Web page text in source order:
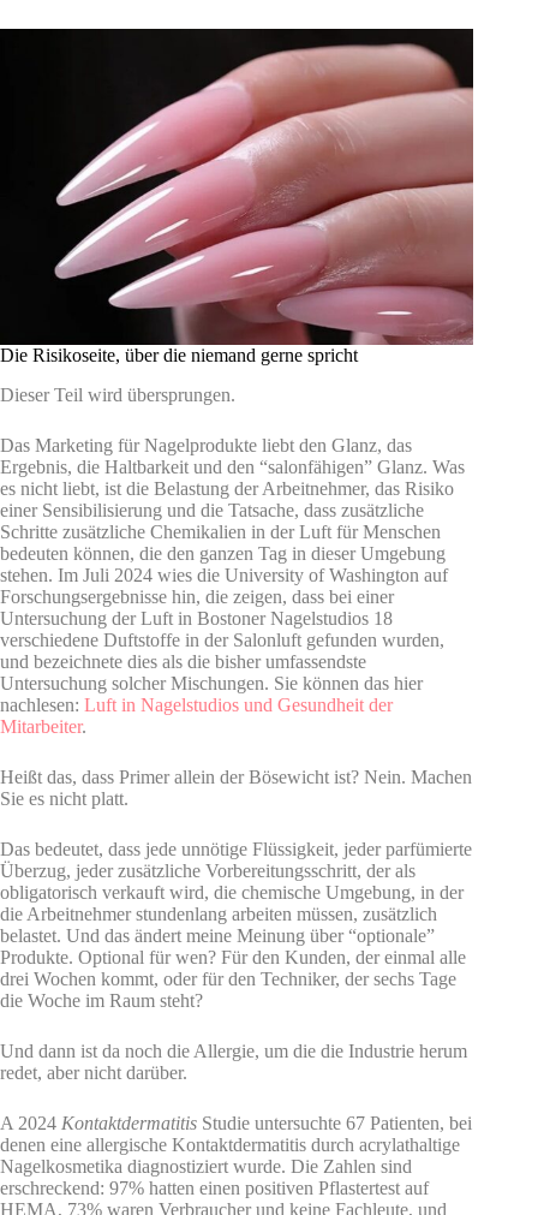
Die Risikoseite, über die niemand gerne spricht
Dieser Teil wird übersprungen.
Das Marketing für Nagelprodukte liebt den Glanz, das
Ergebnis, die Haltbarkeit und den “salonfähigen” Glanz. Was
es nicht liebt, ist die Belastung der Arbeitnehmer, das Risiko
einer Sensibilisierung und die Tatsache, dass zusätzliche
Schritte zusätzliche Chemikalien in der Luft für Menschen
bedeuten können, die den ganzen Tag in dieser Umgebung
stehen. Im Juli 2024 wies die University of Washington auf
Forschungsergebnisse hin, die zeigen, dass bei einer
Untersuchung der Luft in Bostoner Nagelstudios 18
verschiedene Duftstoffe in der Salonluft gefunden wurden,
und bezeichnete dies als die bisher umfassendste
Untersuchung solcher Mischungen. Sie können das hier
nachlesen: Luft in Nagelstudios und Gesundheit der
Mitarbeiter.
Heißt das, dass Primer allein der Bösewicht ist? Nein. Machen
Sie es nicht platt.
Das bedeutet, dass jede unnötige Flüssigkeit, jeder parfümierte
Überzug, jeder zusätzliche Vorbereitungsschritt, der als
obligatorisch verkauft wird, die chemische Umgebung, in der
die Arbeitnehmer stundenlang arbeiten müssen, zusätzlich
belastet. Und das ändert meine Meinung über “optionale”
Produkte. Optional für wen? Für den Kunden, der einmal alle
drei Wochen kommt, oder für den Techniker, der sechs Tage
die Woche im Raum steht?
Und dann ist da noch die Allergie, um die die Industrie herum
redet, aber nicht darüber.
A 2024 Kontaktdermatitis Studie untersuchte 67 Patienten, bei
denen eine allergische Kontaktdermatitis durch acrylathaltige
Nagelkosmetika diagnostiziert wurde. Die Zahlen sind
erschreckend: 97% hatten einen positiven Pflastertest auf
HEMA, 73% waren Verbraucher und keine Fachleute, und